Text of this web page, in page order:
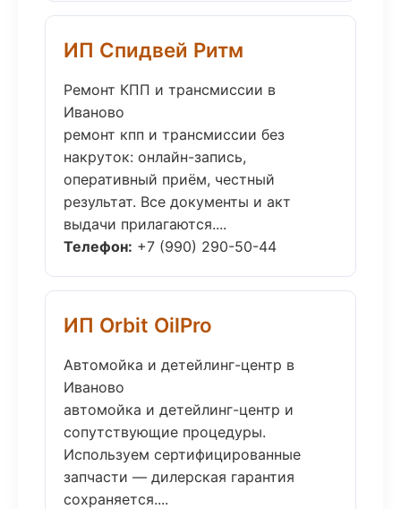
ИП Спидвей Ритм
Ремонт КПП и трансмиссии в
Иваново
ремонт кпп и трансмиссии без
накруток: онлайн-запись,
оперативный приём, честный
результат. Все документы и акт
выдачи прилагаются....
Телефон: +7 (990) 290-50-44
ИП Orbit OilPro
Автомойка и детейлинг-центр в
Иваново
автомойка и детейлинг-центр и
сопутствующие процедуры.
Используем сертифицированные
запчасти — дилерская гарантия
сохраняется....